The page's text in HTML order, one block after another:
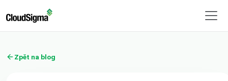
Zpět na blog